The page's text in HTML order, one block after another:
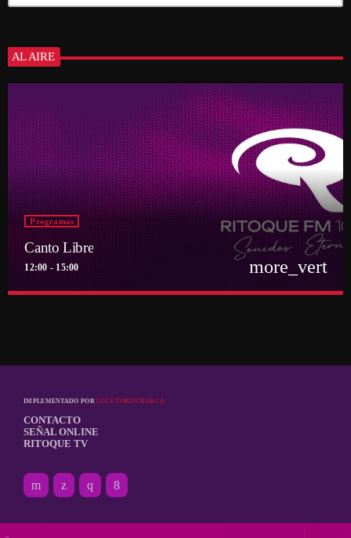
AL AIRE
Programas
Canto Libre
12:00 - 15:00 more_vert
El canto con sentido y razón de los pueblos al sur del Río Bravo
IMPLEMENTADO PORLOCUTORDEMARCA
CONTACTO
SEÑAL ONLINE
RITOQUE TV